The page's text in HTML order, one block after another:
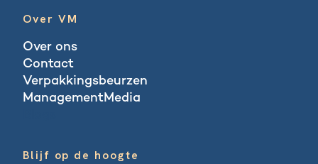
Over VM
Over ons
Contact
Verpakkingsbeurzen
ManagementMedia
Blijf op de hoogte